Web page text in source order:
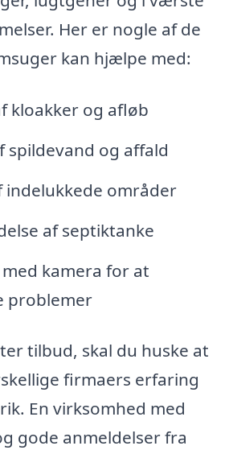
Her er nogle af de
kan hjælpe med:
kloakker og afløb
spildevand og affald
områder
af septiktanke
kamera for at
problemer
tilbud, skal du huske at
firmaers erfaring
En virksomhed med
gode anmeldelser fra